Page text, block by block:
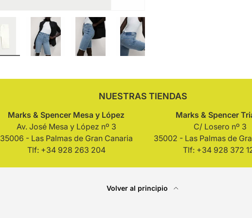
NUESTRAS TIENDAS
Marks & Spencer Mesa y López
Av. José Mesa y López nº 3
35006 - Las Palmas de Gran Canaria
Tlf: +34 928 263 204
Marks & Spencer
C/ Losero nº 3
35002 - Las Palmas de
Tlf: +34 928 372
Volver al principio